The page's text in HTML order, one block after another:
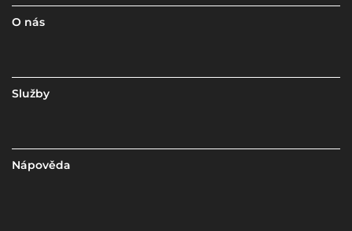
O nás
Služby
Nápověda